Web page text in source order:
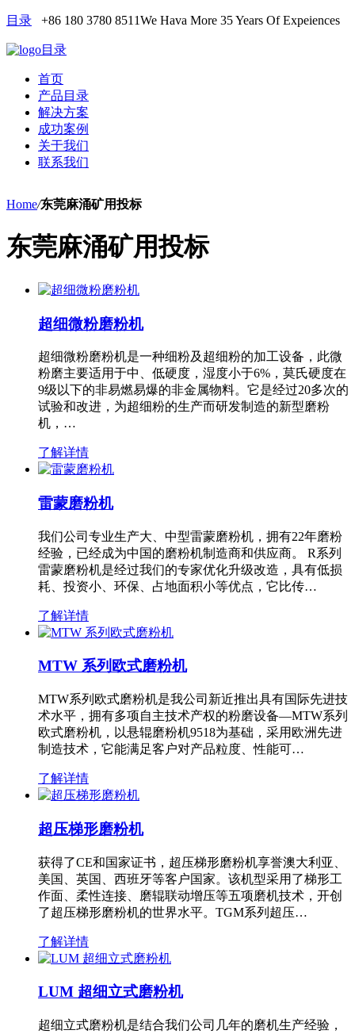
目录 +86 180 3780 8511We Hava More 35 Years Of Expeiences
目录
首页
产品目录
解决方案
成功案例
关于我们
联系我们
Home/东莞麻涌矿用投标
东莞麻涌矿用投标
超细微粉磨粉机
超细微粉磨粉机是一种细粉及超细粉的加工设备，此微
粉磨主要适用于中、低硬度，湿度小于6%，莫氏硬度在
9级以下的非易燃易爆的非金属物料。它是经过20多次的
试验和改进，为超细粉的生产而研发制造的新型磨粉
机，…
了解详情
雷蒙磨粉机
我们公司专业生产大、中型雷蒙磨粉机，拥有22年磨粉
经验，已经成为中国的磨粉机制造商和供应商。 R系列
雷蒙磨粉机是经过我们的专家优化升级改造，具有低损
耗、投资小、环保、占地面积小等优点，它比传…
了解详情
MTW 系列欧式磨粉机
MTW系列欧式磨粉机是我公司新近推出具有国际先进技
术水平，拥有多项自主技术产权的粉磨设备—MTW系列
欧式磨粉机，以悬辊磨粉机9518为基础，采用欧洲先进
制造技术，它能满足客户对产品粒度、性能可…
了解详情
超压梯形磨粉机
获得了CE和国家证书，超压梯形磨粉机享誉澳大利亚、
美国、英国、西班牙等客户国家。该机型采用了梯形工
作面、柔性连接、磨辊联动增压等五项磨机技术，开创
了超压梯形磨粉机的世界水平。TGM系列超压…
了解详情
LUM 超细立式磨粉机
超细立式磨粉机是结合我们公司几年的磨机生产经验，